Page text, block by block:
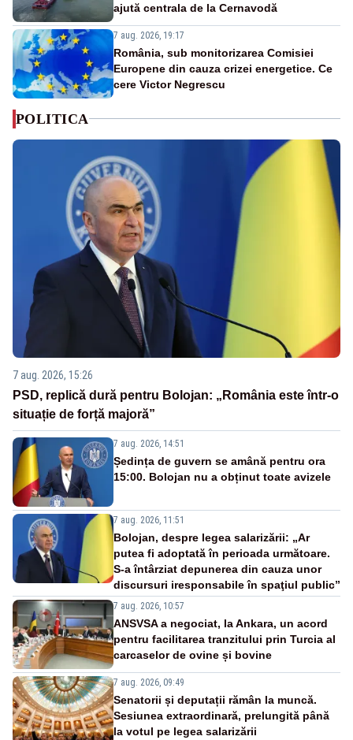
ajută centrala de la Cernavodă
7 aug. 2026, 19:17
România, sub monitorizarea Comisiei
Europene din cauza crizei energetice. Ce
cere Victor Negrescu
POLITICA
7 aug. 2026, 15:26
PSD, replică dură pentru Bolojan: „România este într-o
situație de forță majoră”
7 aug. 2026, 14:51
Ședința de guvern se amână pentru ora
15:00. Bolojan nu a obținut toate avizele
7 aug. 2026, 11:51
Bolojan, despre legea salarizării: „Ar
putea fi adoptată în perioada următoare.
S-a întârziat depunerea din cauza unor
discursuri iresponsabile în spaţiul public”
7 aug. 2026, 10:57
ANSVSA a negociat, la Ankara, un acord
pentru facilitarea tranzitului prin Turcia al
carcaselor de ovine și bovine
7 aug. 2026, 09:49
Senatorii și deputații rămân la muncă.
Sesiunea extraordinară, prelungită până
la votul pe legea salarizării